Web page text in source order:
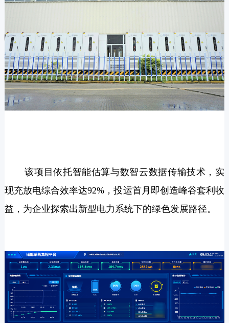
该项目依托智能估算与数智云数据传输技术，实
现充放电综合效率达92%，投运首月即创造峰谷套利收
益，为企业探索出新型电力系统下的绿色发展路径。